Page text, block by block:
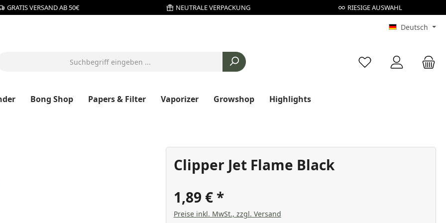
GRATIS VERSAND AB 50€ NEUTRALE VERPACKUNG RIESIGE AUSWAHL
Deutsch
Du hast 0 Produkte
Bong Shop Papers & Filter Vaporizer Growshop Highlights
Clipper Jet Flame Black
1,89 €
Preise inkl. MwSt., zzgl. Versand